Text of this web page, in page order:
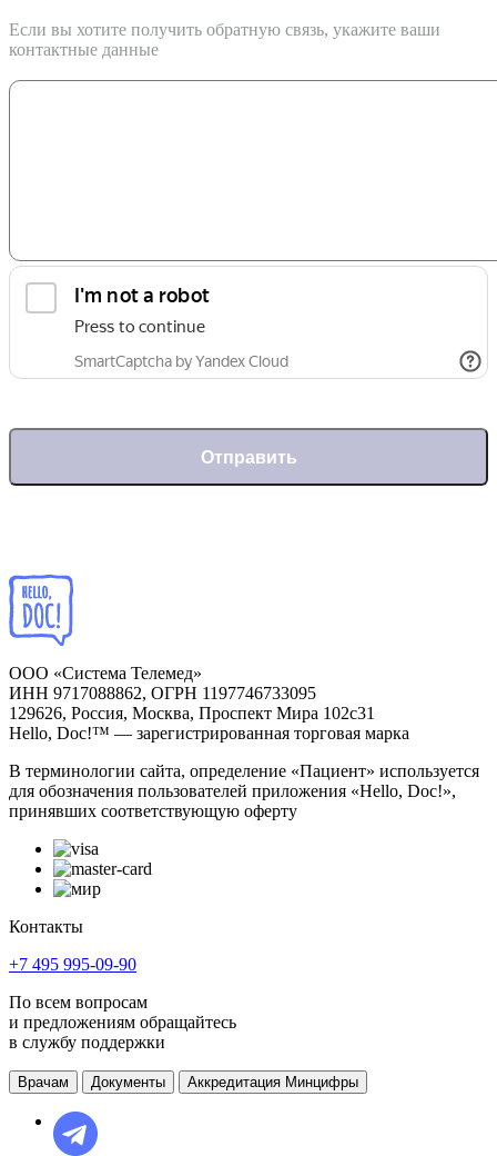
Если вы хотите получить обратную связь, укажите ваши
контактные данные
Отправить
ООО «Система Телемед»
ИНН 9717088862, ОГРН 1197746733095
129626, Россия, Москва, Проспект Мира 102с31
Hello, Doc!™ — зарегистрированная торговая марка
В терминологии сайта, определение «Пациент» используется
для обозначения пользователей приложения «Hello, Doc!»,
принявших соответствующую оферту
Контакты
+7 495 995-09-90
По всем вопросам
и предложениям обращайтесь
в службу поддержки
Врачам Документы Аккредитация Минцифры